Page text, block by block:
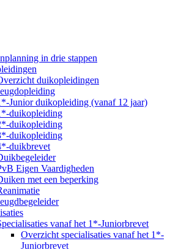
in drie stappen
duikopleidingen
Junior duikopleiding (vanaf 12 jaar)
duikopleiding
duikopleiding
duikopleiding
duikbrevet
Eigen Vaardigheden
met een beperking
vanaf het 1*-Juniorbrevet
Overzicht specialisaties vanaf het 1*-
Juniorbrevet